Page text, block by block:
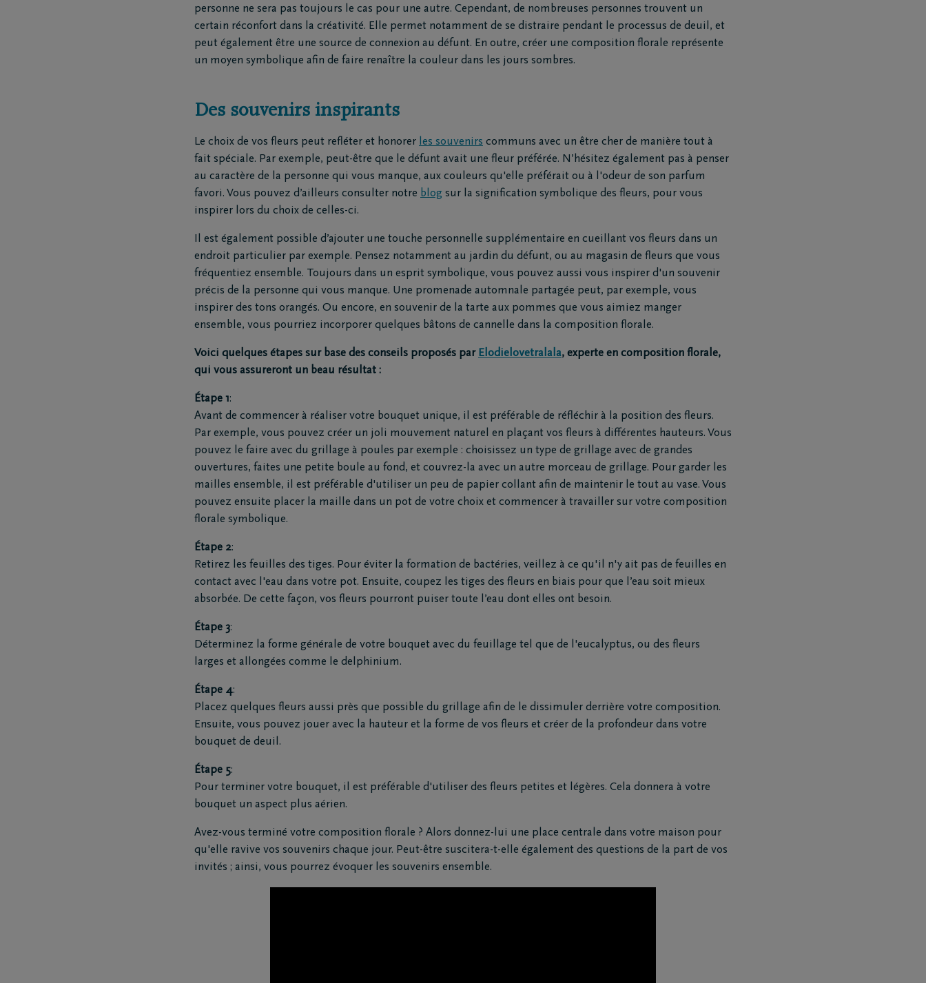
Funérailles moto
Rapatriement
Inspiration funéraire
Événements
Blog
Penser à demain
Geste du cœur
Promenades
Podcasts
Téléchargez le Carnet de
condoléances
Nos locations
Nos courtiers
funèbres
Nos crématoriums
Notre centre de rapatriement
Contact
J'ai une question
personne ne sera pas toujours le cas pour une autre. Cependant, de nombreuses personnes trouvent un
certain réconfort dans la créativité. Elle permet notamment de se distraire pendant le processus de deuil, et
peut également être une source de connexion au défunt. En outre, créer une composition florale représente
un moyen symbolique afin de faire renaître la couleur dans les jours sombres.
Des souvenirs inspirants
Le choix de vos fleurs peut refléter et honorer les souvenirs communs avec un être cher de manière tout à
fait spéciale. Par exemple, peut-être que le défunt avait une fleur préférée. N’hésitez également pas à penser
au caractère de la personne qui vous manque, aux couleurs qu'elle préférait ou à l'odeur de son parfum
favori. Vous pouvez d’ailleurs consulter notre blog sur la signification symbolique des fleurs, pour vous
inspirer lors du choix de celles-ci.
Il est également possible d’ajouter une touche personnelle supplémentaire en cueillant vos fleurs dans un
endroit particulier par exemple. Pensez notamment au jardin du défunt, ou au magasin de fleurs que vous
fréquentiez ensemble. Toujours dans un esprit symbolique, vous pouvez aussi vous inspirer d'un souvenir
précis de la personne qui vous manque. Une promenade automnale partagée peut, par exemple, vous
inspirer des tons orangés. Ou encore, en souvenir de la tarte aux pommes que vous aimiez manger
ensemble, vous pourriez incorporer quelques bâtons de cannelle dans la composition florale.
Voici quelques étapes sur base des conseils proposés par Elodielovetralala, experte en composition florale,
qui vous assureront un beau résultat :
Étape 1:
Avant de commencer à réaliser votre bouquet unique, il est préférable de réfléchir à la position des fleurs.
Par exemple, vous pouvez créer un joli mouvement naturel en plaçant vos fleurs à différentes hauteurs. Vous
pouvez le faire avec du grillage à poules par exemple : choisissez un type de grillage avec de grandes
ouvertures, faites une petite boule au fond, et couvrez-la avec un autre morceau de grillage. Pour garder les
mailles ensemble, il est préférable d'utiliser un peu de papier collant afin de maintenir le tout au vase. Vous
pouvez ensuite placer la maille dans un pot de votre choix et commencer à travailler sur votre composition
florale symbolique.
Étape 2:
Retirez les feuilles des tiges. Pour éviter la formation de bactéries, veillez à ce qu'il n'y ait pas de feuilles en
contact avec l'eau dans votre pot. Ensuite, coupez les tiges des fleurs en biais pour que l’eau soit mieux
absorbée. De cette façon, vos fleurs pourront puiser toute l’eau dont elles ont besoin.
Étape 3:
Déterminez la forme générale de votre bouquet avec du feuillage tel que de l'eucalyptus, ou des fleurs
larges et allongées comme le delphinium.
Étape 4:
Placez quelques fleurs aussi près que possible du grillage afin de le dissimuler derrière votre composition.
Ensuite, vous pouvez jouer avec la hauteur et la forme de vos fleurs et créer de la profondeur dans votre
bouquet de deuil.
Étape 5:
Pour terminer votre bouquet, il est préférable d'utiliser des fleurs petites et légères. Cela donnera à votre
bouquet un aspect plus aérien.
Avez-vous terminé votre composition florale ? Alors donnez-lui une place centrale dans votre maison pour
qu'elle ravive vos souvenirs chaque jour. Peut-être suscitera-t-elle également des questions de la part de vos
invités ; ainsi, vous pourrez évoquer les souvenirs ensemble.